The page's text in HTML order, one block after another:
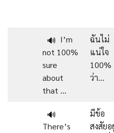
🔊 I’m
not 100%
sure
about
that …
ฉันไม่
แน่ใจ
100%
ว่า…
🔊
There’s
มีข้อ
สงสัยอ